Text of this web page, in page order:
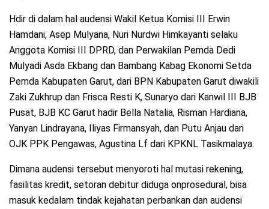
Hdir di dalam hal audensi Wakil Ketua Komisi III Erwin
Hamdani, Asep Mulyana, Nuri Nurdwi Himkayanti selaku
Anggota Komisi III DPRD, dan Perwakilan Pemda Dedi
Mulyadi Asda Ekbang dan Bambang Kabag Ekonomi Setda
Pemda Kabupaten Garut, dari BPN Kabupaten Garut diwakili
Zaki Zukhrup dan Frisca Resti K, Sunaryo dari Kanwil III BJB
Pusat, BJB KC Garut hadir Bella Natalia, Risman Hardiana,
Yanyan Lindrayana, Iliyas Firmansyah, dan Putu Anjau dari
OJK PPK Pengawas, Agustina Lf dari KPKNL Tasikmalaya.
Dimana audensi tersebut menyoroti hal mutasi rekening,
fasilitas kredit, setoran debitur diduga onprosedural, bisa
masuk kedalam tindak kejahatan perbankan dan audensi